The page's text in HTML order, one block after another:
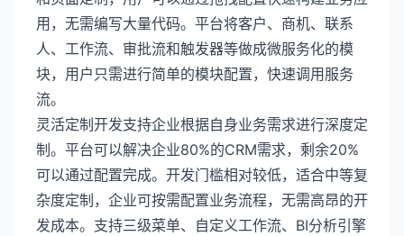
用，无需编写大量代码。平台将客户、商机、联系
人、工作流、审批流和触发器等做成微服务化的模
块，用户只需进行简单的模块配置，快速调用服务
流。
灵活定制开发支持企业根据自身业务需求进行深度定
制。平台可以解决企业80%的CRM需求，剩余20%
可以通过配置完成。开发门槛相对较低，适合中等复
杂度定制，企业可按需配置业务流程，无需高昂的开
发成本。支持三级菜单、自定义工作流、BI分析引擎